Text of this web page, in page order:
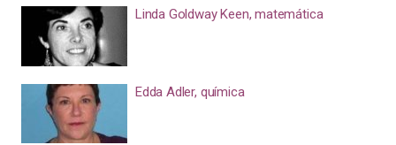
Linda Goldway Keen, matemática
Edda Adler, química